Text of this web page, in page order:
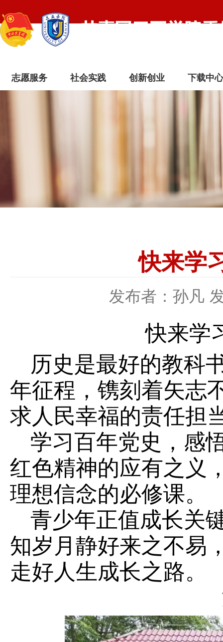
志愿服务 社会实践 创新创业 下载中心
快来学
发布者：孙凡
快来学
历史是最好的教科
年征程，镌刻着矢志
求人民幸福的责任担
学习百年党史，感
红色精神的应有之义
理想信念的必修课。
青少年正值成长关
知岁月静好来之不易
走好人生成长之路。